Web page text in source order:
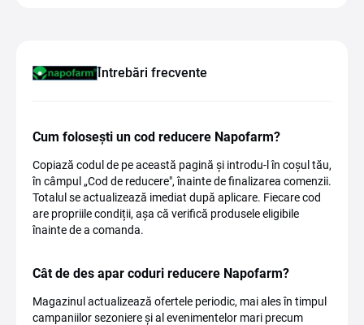
Întrebări frecvente
Cum folosești un cod reducere Napofarm?
Copiază codul de pe această pagină și introdu-l în coșul tău,
în câmpul „Cod de reducere", înainte de finalizarea comenzii.
Totalul se actualizează imediat după aplicare. Fiecare cod
are propriile condiții, așa că verifică produsele eligibile
înainte de a comanda.
Cât de des apar coduri reducere Napofarm?
Magazinul actualizează ofertele periodic, mai ales în timpul
campaniilor sezoniere și al evenimentelor mari precum